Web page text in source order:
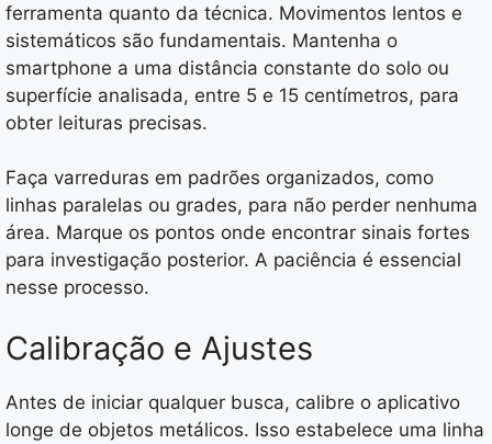
ferramenta quanto da técnica. Movimentos lentos e
sistemáticos são fundamentais. Mantenha o
smartphone a uma distância constante do solo ou
superfície analisada, entre 5 e 15 centímetros, para
obter leituras precisas.
Faça varreduras em padrões organizados, como
linhas paralelas ou grades, para não perder nenhuma
área. Marque os pontos onde encontrar sinais fortes
para investigação posterior. A paciência é essencial
nesse processo.
Calibração e Ajustes
Antes de iniciar qualquer busca, calibre o aplicativo
longe de objetos metálicos. Isso estabelece uma linha